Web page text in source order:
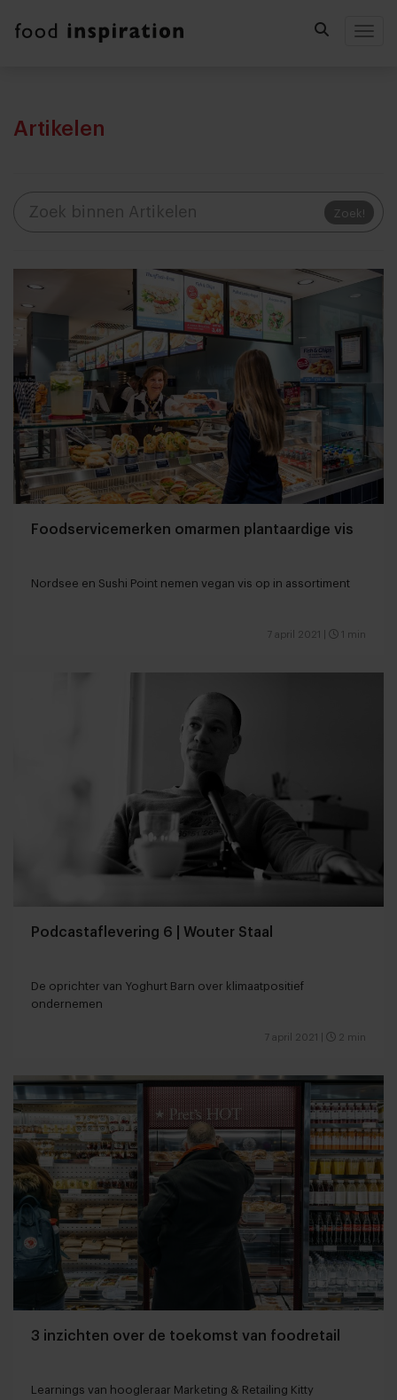
Artikelen
Zoek!
Foodservicemerken omarmen plantaardige vis
Nordsee en Sushi Point nemen vegan vis op in assortiment
7 april 2021 1 min
Podcastaflevering 6 | Wouter Staal
De oprichter van Yoghurt Barn over klimaatpositief
ondernemen
7 april 2021 2 min
3 inzichten over de toekomst van foodretail
Learnings van hoogleraar Marketing & Retailing Kitty